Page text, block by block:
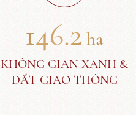
146.2 ha
KHÔNG GIAN XANH &
ĐẤT GIAO THÔNG